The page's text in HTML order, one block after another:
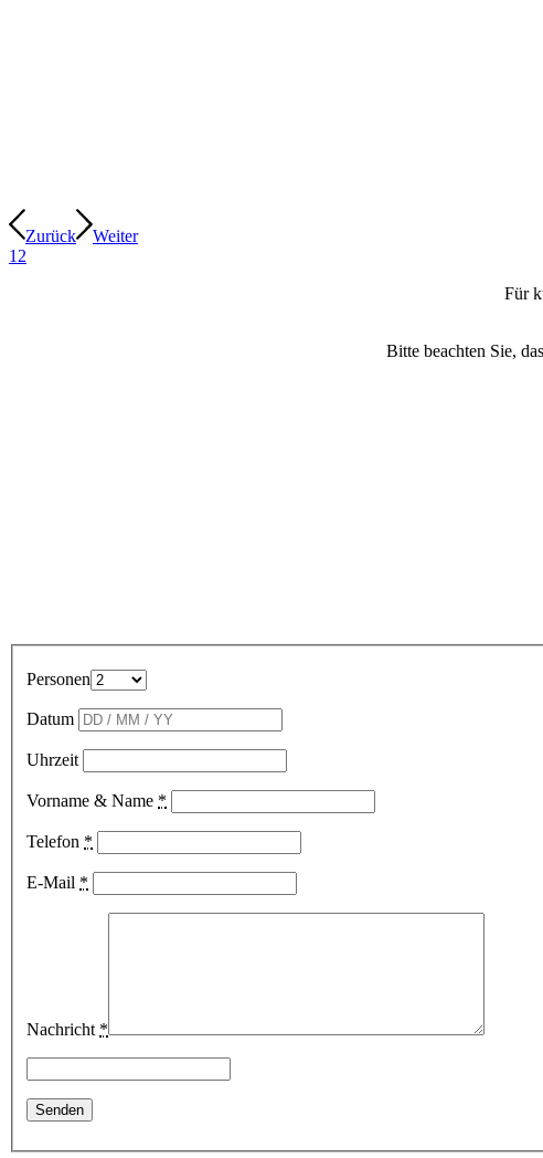
Zurück
Weiter
1 2
Für
Bitte beachten Sie,
Personen
Datum
Uhrzeit
Vorname & Name *
Telefon *
E-Mail *
Nachricht *